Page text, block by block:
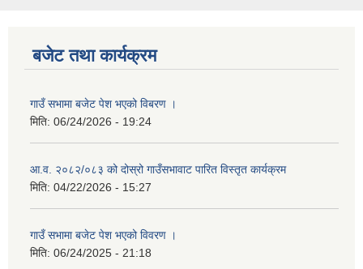
बजेट तथा कार्यक्रम
गाउँ सभामा बजेट पेश भएको विबरण ।
मिति: 06/24/2026 - 19:24
आ.व. २०८२/०८३ को दोस्रो गाउँसभावाट पारित विस्तृत कार्यक्रम
मिति: 04/22/2026 - 15:27
गाउँ सभामा बजेट पेश भएको विवरण ।
मिति: 06/24/2025 - 21:18